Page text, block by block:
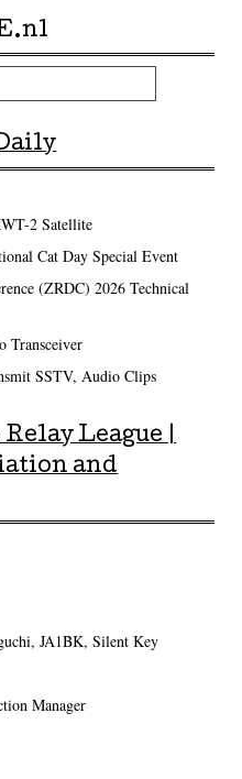
2 Satellite
Cat Day Special Event
(ZRDC) 2026 Technical
Transceiver
SSTV, Audio Clips
League |
and
JA1BK, Silent Key
Manager